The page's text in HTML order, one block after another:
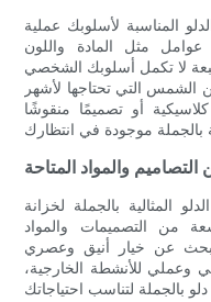
المناسبة لأسلوبك عملية
مثل المادة واللون
لا تكمل أسلوبك الشخصي
الشمس التي تحتاجها لأشهر
أو تصميمًا منقوشًا
والمواد المتاحة
المثالية بالجملة لخزانة
من التصميمات والمواد
تبحث عن خيار أنيق وعصري
وعملي للأنشطة الخارجية،